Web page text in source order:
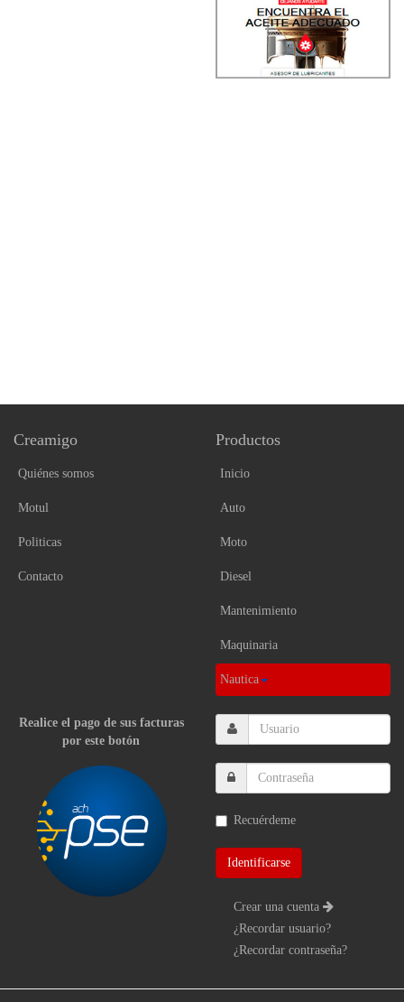
Creamigo
Quiénes somos
Motul
Politicas
Contacto
Productos
Inicio
Auto
Moto
Diesel
Mantenimiento
Maquinaria
Nautica
Realice el pago de sus facturas
por este botón
Recuérdeme
Crear una cuenta
¿Recordar usuario?
¿Recordar contraseña?